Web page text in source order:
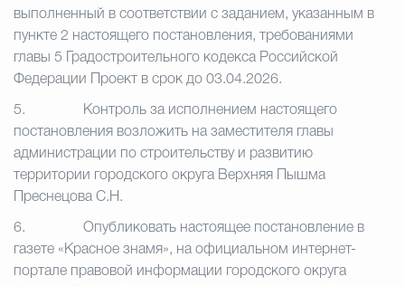
выполненный в соответствии с заданием, указанным в
пункте 2 настоящего постановления, требованиями
главы 5 Градостроительного кодекса Российской
Федерации Проект в срок до 03.04.2026.
5.
Контроль за исполнением настоящего
постановления возложить на заместителя главы
администрации по строительству и развитию
территории городского округа Верхняя Пышма
Преснецова С.Н.
6.
Опубликовать настоящее постановление в
газете «Красное знамя», на официальном интернет-
портале правовой информации городского округа